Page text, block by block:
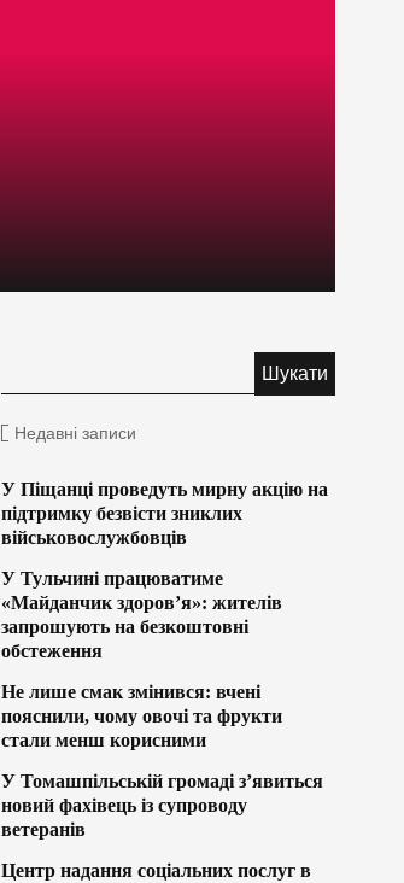
Недавні записи
У Піщанці проведуть мирну акцію на
підтримку безвісти зниклих
військовослужбовців
У Тульчині працюватиме
«Майданчик здоров’я»: жителів
запрошують на безкоштовні
обстеження
Не лише смак змінився: вчені
пояснили, чому овочі та фрукти
стали менш корисними
У Томашпільській громаді з’явиться
новий фахівець із супроводу
ветеранів
Центр надання соціальних послуг в